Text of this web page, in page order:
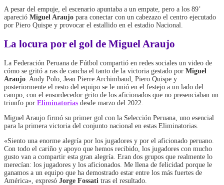
A pesar del empuje, el escenario apuntaba a un empate, pero a los 89’
apareció Miguel Araujo para conectar con un cabezazo el centro ejecutado
por Piero Quispe y provocar el estallido en el estadio Nacional.
La locura por el gol de Miguel Araujo
La Federación Peruana de Fútbol compartió en redes sociales un video de
cómo se gritó a ras de cancha el tanto de la victoria gestado por Miguel
Araujo . Andy Polo, Jean Pierre Archimbaud, Piero Quispe y
posteriormente el resto del equipo se le unió en el festejo a un lado del
campo, con el ensordecedor grito de los aficionados que no presenciaban un
triunfo por Eliminatorias desde marzo del 2022.
Miguel Araujo firmó su primer gol con la Selección Peruana, uno esencial
para la primera victoria del conjunto nacional en estas Eliminatorias.
«Siento una enorme alegría por los jugadores y por el aficionado peruano.
Con todo el cariño y apoyo que hemos recibido, los jugadores con mucho
gusto van a compartir esta gran alegría. Eran dos grupos que realmente lo
merecían: los jugadores y los aficionados. Me llena de felicidad porque le
ganamos a un equipo que ha demostrado estar entre los más fuertes de
América», expresó Jorge Fossati tras el resultado.